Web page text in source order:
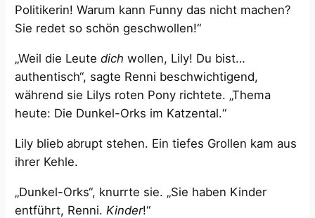
Politikerin! Warum kann Funny das nicht machen?
Sie redet so schön geschwollen!“
„Weil die Leutedich wollen, Lily! Du bist…
authentisch“, sagte Renni beschwichtigend,
während sie Lilys roten Pony richtete. „Thema
heute: Die Dunkel-Orks im Katzental.“
Lily blieb abrupt stehen. Ein tiefes Grollen kam aus
ihrer Kehle.
„Dunkel-Orks“, knurrte sie. „Sie haben Kinder
entführt, Renni. Kinder!“